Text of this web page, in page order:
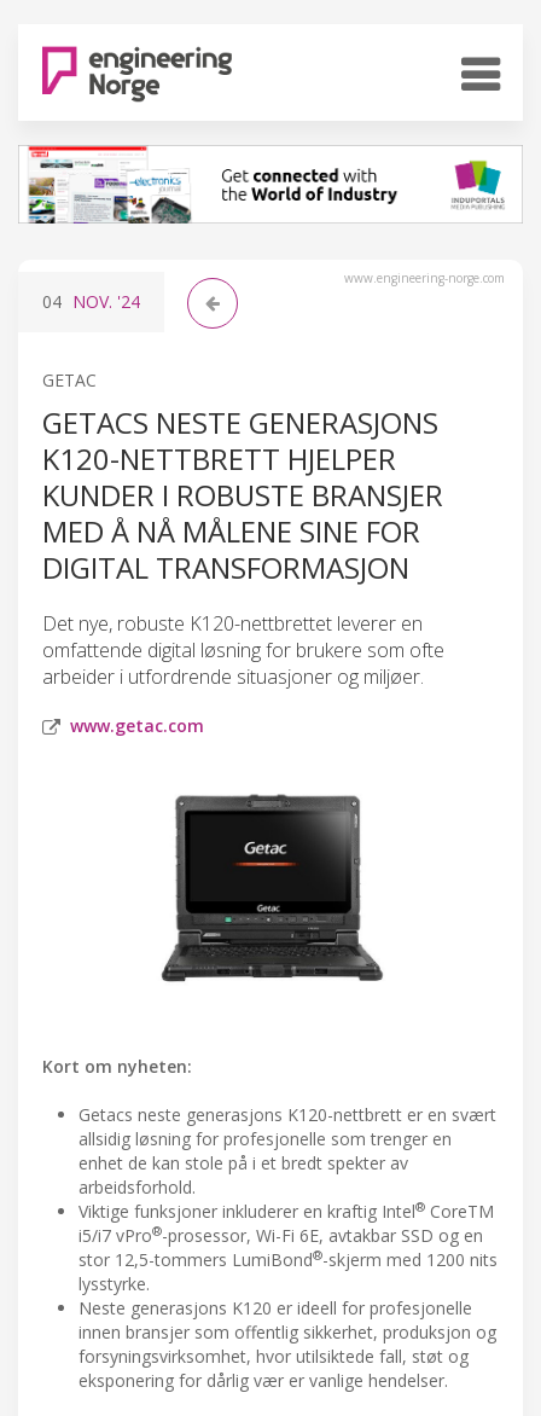
www.engineering-norge.com
04 NOV. '24
GETAC
GETACS NESTE GENERASJONS
K120-NETTBRETT HJELPER
KUNDER I ROBUSTE BRANSJER
MED Å NÅ MÅLENE SINE FOR
DIGITAL TRANSFORMASJON
Det nye, robuste K120-nettbrettet leverer en
omfattende digital løsning for brukere som ofte
arbeider i utfordrende situasjoner og miljøer.
www.getac.com
Kort om nyheten:
Getacs neste generasjons K120-nettbrett er en svært
allsidig løsning for profesjonelle som trenger en
enhet de kan stole på i et bredt spekter av
arbeidsforhold.
Viktige funksjoner inkluderer en kraftig Intel® CoreTM
i5/i7 vPro®-prosessor, Wi-Fi 6E, avtakbar SSD og en
stor 12,5-tommers LumiBond®-skjerm med 1200 nits
lysstyrke.
Neste generasjons K120 er ideell for profesjonelle
innen bransjer som offentlig sikkerhet, produksjon og
forsyningsvirksomhet, hvor utilsiktede fall, støt og
eksponering for dårlig vær er vanlige hendelser.